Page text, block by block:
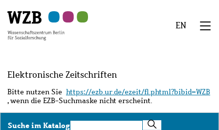
Hauptinhalt
springen
Navigation
springen
Suche
springen
Sekundärnavigation
springen
Fußzeile
springen
EN
Elektronische Zeitschriften
Bitte nutzen Sie https://ezb.ur.de/ezeit/fl.phtml?bibid=WZB
, wenn die EZB-Suchmaske nicht erscheint.
Suche im KatalogSuche